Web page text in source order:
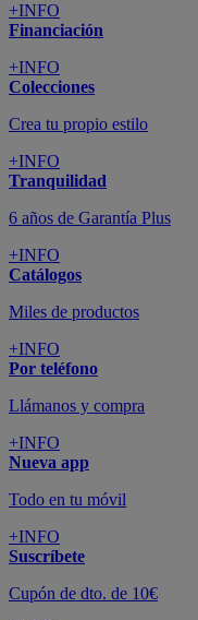
+INFO
Financiación
+INFO
Colecciones
Crea tu propio estilo
+INFO
Tranquilidad
6 años de Garantía Plus
+INFO
Catálogos
Miles de productos
+INFO
Por teléfono
Llámanos y compra
+INFO
Nueva app
Todo en tu móvil
+INFO
Suscríbete
Cupón de dto. de 10€